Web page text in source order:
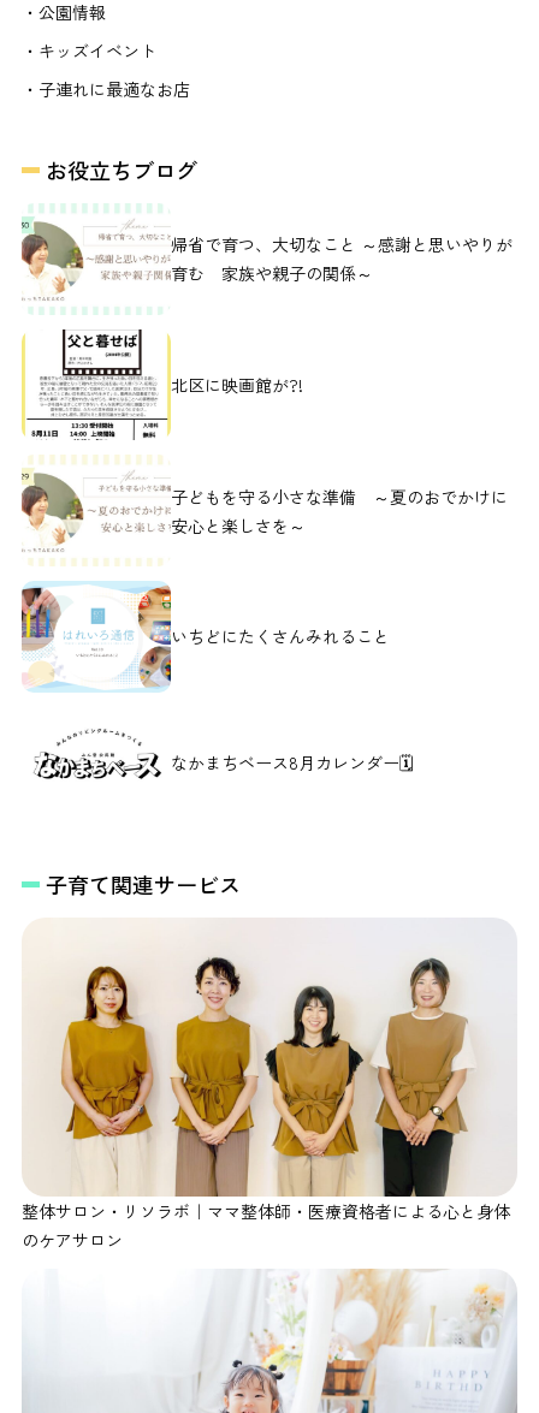
・公園情報
・キッズイベント
・子連れに最適なお店
お役立ちブログ
帰省で育つ、大切なこと ～感謝と思いやりが
育む 家族や親子の関係～
北区に映画館が?!
子どもを守る小さな準備 ～夏のおでかけに
安心と楽しさを～
いちどにたくさんみれること
なかまちベース8月カレンダー🗓️
子育て関連サービス
整体サロン・リソラボ｜ママ整体師・医療資格者による心と身体
のケアサロン